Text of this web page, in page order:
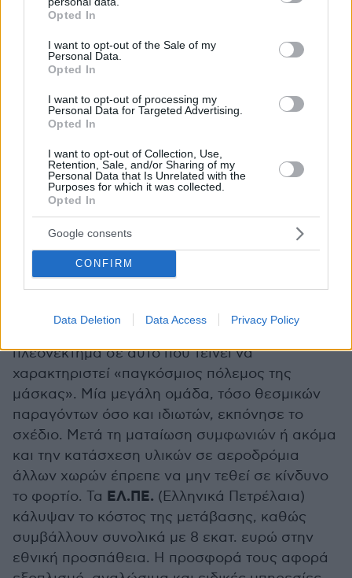
grant or deny consent to Google and its third-party tags to
use your data for below specified purposes in below Google
consent section.
Opted In
I want to opt-out of the Sale of my
Personal Data.
Opted In
I want to opt-out of processing my
Personal Data for Targeted Advertising.
Opted In
I want to opt-out of Collection, Use,
Retention, Sale, and/or Sharing of my
Personal Data that Is Unrelated with the
Purposes for which it was collected.
Opted In
Google consents
CONFIRM
Data Deletion Data Access Privacy Policy
συντονίστριας (διορισμένη από την κινεζική
πρεσβεία στην Αθήνα) για την προμήθεια
υγειονομικού υλικού από την Κίνα. Η μακρά
εργασιακή σχέση της με τoν όμιλο Lavinia
αγάπη της για την Ελλάδα έπαιξαν καθοριστικό
ρόλο. Η Ντέιζι, που εξακολουθεί να εργάζεται
για την εταιρεία ως ανώτερη σύμβουλος, αφού
διηύθυνε το ναυτιλιακό γραφείο του ομίλου
στη Σανγκάη τα τελευταία 20 χρόνια, έπαιξε
καταλυτικό ρόλο στο να βρει και να
εξασφαλίσει το υλικό. Για τον σκοπό αυτό
ενεργοποιήθηκαν όλοι οι τοπικοί σύνδεσμοι
που έχει αποκτήσει η εταιρεία
Corporation / Laskaridis Shippingκαι η
οικογένεια Λασκαρίδη
εδώ και 25 χρόνια,
πλεονέκτημα σε αυτό που τείνει να
χαρακτηριστεί «παγκόσμιος πόλεμος της
μάσκας». Μία μεγάλη ομάδα, τόσο θεσμικών
παραγόντων όσο και ιδιωτών, εκπόνησε το
σχέδιο. Μετά τη ματαίωση συμφωνιών ή ακόμα
και την κατάσχεση υλικών σε αεροδρόμια
άλλων χωρών έπρεπε να μην τεθεί σε κίνδυνο
το φορτίο. Τα ΕΛ.ΠΕ. (Ελληνικά Πετρέλαια)
κάλυψαν το κόστος της μετάβασης, καθώς
συμβάλλουν συνολικά με 8 εκατ. ευρώ στην
εθνική προσπάθεια. Η προσφορά τους αφορά